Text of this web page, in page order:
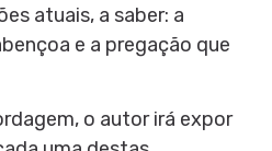
atuais, a saber: a
e a pregação que
o autor irá expor